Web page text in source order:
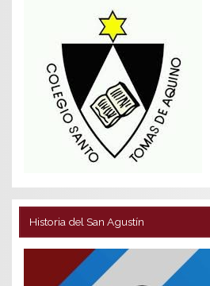
Historia del San Agustín